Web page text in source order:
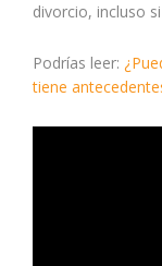
divorcio, incluso
Podrías leer:
tiene